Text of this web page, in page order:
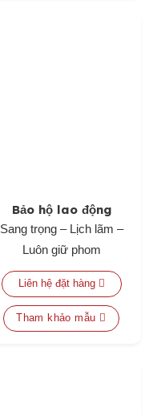
Bảo hộ lao động
Sang trọng – Lịch lãm –
Luôn giữ phom
Liên hệ đặt hàng
Tham khảo mẫu